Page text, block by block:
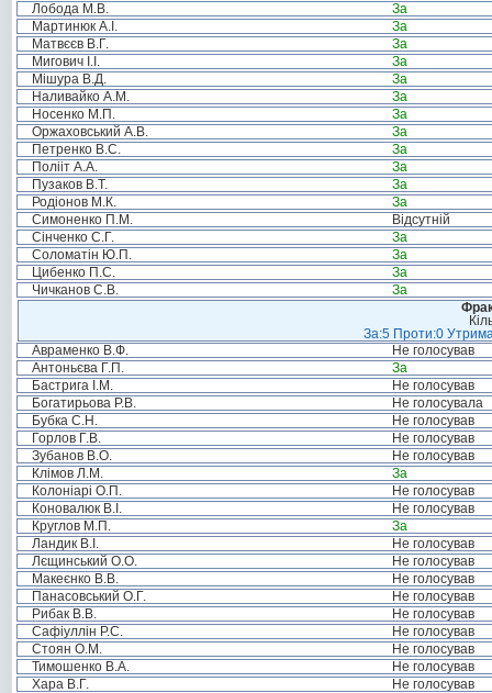
Лобода М.В.
За
Мартинюк А.І.
За
Матвєєв В.Г.
За
Мигович І.І.
За
Мішура В.Д.
За
Наливайко А.М.
За
Носенко М.П.
За
Оржаховський А.В.
За
Петренко В.С.
За
Полііт А.А.
За
Пузаков В.Т.
За
Родіонов М.К.
За
Симоненко П.М.
Відсутній
Сінченко С.Г.
За
Соломатін Ю.П.
За
Цибенко П.С.
За
Чичканов С.В.
За
За:5 Проти:0
Авраменко В.Ф.
Не голосував
Антоньєва Г.П.
За
Бастрига І.М.
Не голосував
Богатирьова Р.В.
Не голосувала
Бубка С.Н.
Не голосував
Горлов Г.В.
Не голосував
Зубанов В.О.
Не голосував
Клімов Л.М.
За
Колоніарі О.П.
Не голосував
Коновалюк В.І.
Не голосував
Круглов М.П.
За
Ландик В.І.
Не голосував
Лєщинський О.О.
Не голосував
Макеєнко В.В.
Не голосував
Панасовський О.Г.
Не голосував
Рибак В.В.
Не голосував
Сафіуллін Р.С.
Не голосував
Стоян О.М.
Не голосував
Тимошенко В.А.
Не голосував
Хара В.Г.
Не голосував